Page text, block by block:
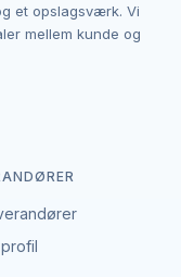
gebyr eller
vilkår. Det
til både
et opslagsværk. Vi
mellem kunde og